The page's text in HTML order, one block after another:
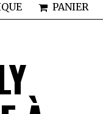
PANIER